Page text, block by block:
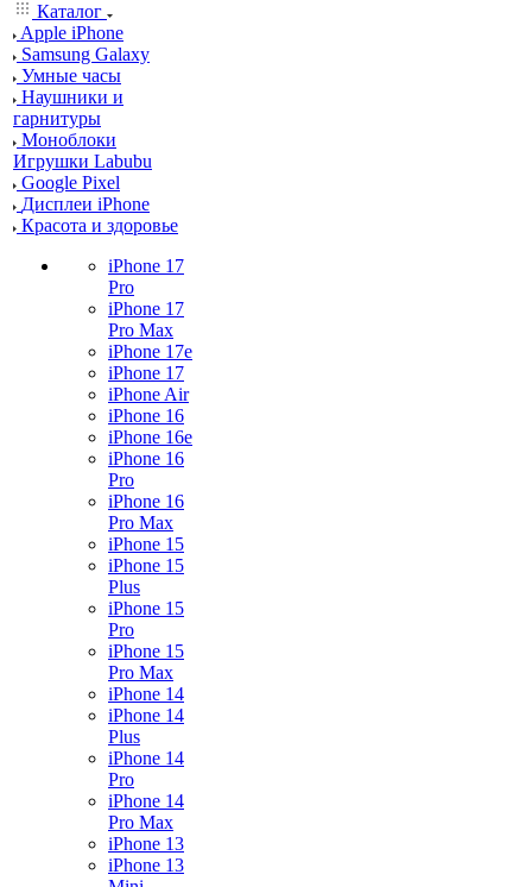
Каталог
Apple iPhone
Samsung Galaxy
Умные часы
Наушники и
гарнитуры
Моноблоки
Игрушки Labubu
Google Pixel
Дисплеи iPhone
Красота и здоровье
iPhone 17
Pro
iPhone 17
Pro Max
iPhone 17e
iPhone 17
iPhone Air
iPhone 16
iPhone 16e
iPhone 16
Pro
iPhone 16
Pro Max
iPhone 15
iPhone 15
Plus
iPhone 15
Pro
iPhone 15
Pro Max
iPhone 14
iPhone 14
Plus
iPhone 14
Pro
iPhone 14
Pro Max
iPhone 13
iPhone 13